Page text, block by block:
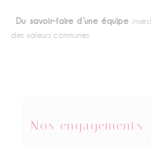
. Du savoir-faire d’une équipe
des valeurs communes.
Nos engagements